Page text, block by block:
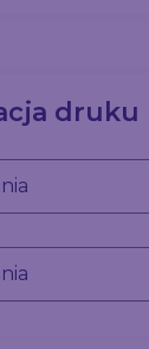
druku